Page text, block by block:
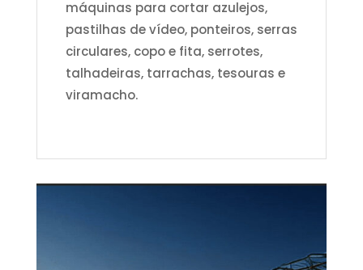
máquinas para cortar azulejos,
pastilhas de vídeo, ponteiros, serras
circulares, copo e fita, serrotes,
talhadeiras, tarrachas, tesouras e
viramacho.